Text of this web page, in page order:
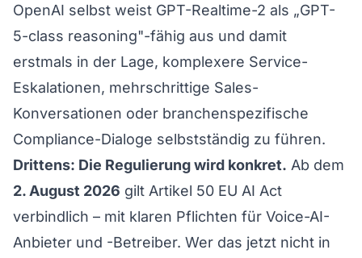
OpenAI selbst weist GPT-Realtime-2 als „GPT-
5-class reasoning"-fähig aus und damit
erstmals in der Lage, komplexere Service-
Eskalationen, mehrschrittige Sales-
Konversationen oder branchenspezifische
Compliance-Dialoge selbstständig zu führen.
Drittens: Die Regulierung wird konkret. Ab dem
2. August 2026 gilt Artikel 50 EU AI Act
verbindlich – mit klaren Pflichten für Voice-AI-
Anbieter und -Betreiber. Wer das jetzt nicht in